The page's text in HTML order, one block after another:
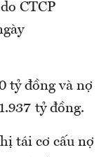
CTCP
tỷ đồng và nợ
tỷ đồng.
tái cơ cấu nợ